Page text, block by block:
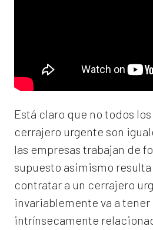
Está claro que no todos
cerrajero urgente son
las empresas trabajan de
supuesto asimismo
contratar a un cerrajero
invariablemente va a
intrínsecamente